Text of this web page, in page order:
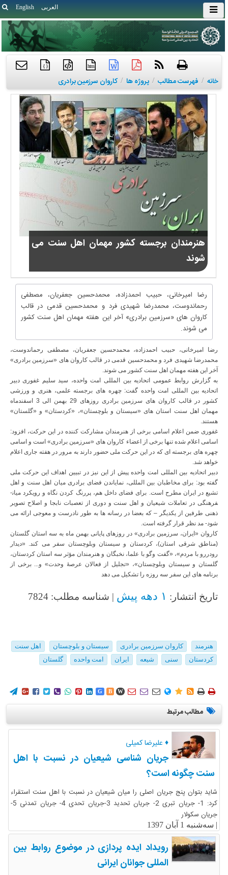
English العربی
htm
{ }
خانه / فهرست مطالب / پروژه ها / کاروان سرزمین برادری
هنرمندان برجسته کشور مهمان اهل سنت می
شوند
رضا امیرخانی، حبیب احمدزاده، محمدحسین جعفریان، مصطفی
رحماندوست، محمدرضا شهیدی فرد و محمدحسین قدمی در قالب
کاروان های «سرزمین برادری» آخر این هفته مهمان اهل سنت کشور
می شوند.
رضا امیرخانی، حبیب احمدزاده، محمدحسین جعفریان، مصطفی رحماندوست،
محمدرضا شهیدی فرد و محمدحسین قدمی در قالب کاروان های «سرزمین برادری»
آخر این هفته مهمان اهل سنت کشور می شوند.
به گزارش روابط عمومی اتحادیه بین المللی امت واحده، سید سلیم غفوری دبیر
اتحادیه بین المللی امت واحده گفت: چهره های برجسته علمی، هنری و ورزشی
کشور در قالب کاروان های سرزمین برادری روزهای 29 بهمن الی 3 اسفندماه
مهمان اهل سنت استان های «سیستان و بلوچستان»، «کردستان» و «گلستان»
هستند.
غفوری ضمن اعلام اسامی برخی از هنرمندان مشارکت کننده در این حرکت، افزود:
اسامی اعلام شده تنها برخی از اعضاء کاروان های «سرزمین برادری» است و اسامی
چهره های برجسته ای که در این حرکت ملی حضور دارند به مرور در هفته جاری اعلام
خواهد شد.
دبیر اتحادیه بین المللی امت واحده پیش از این نیز در تبیین اهداف این حرکت ملی
گفته بود: برای مخاطبان بین المللی، نمایاندن فضای برادری میان اهل سنت و اهل
تشیع در ایران مطرح است. برای فضای داخل هم، پررنگ کردن نگاه و رویکرد میان­
فرهنگی در تعاملات شیعیان و اهل سنت و دوری از تعصبات نابجا و اصلاح تصویر
ذهنی طرفین از یکدیگر – که بعضا در رسانه ها به طور نادرست و معوجی ارائه می
شود- مد نظر قرار گرفته است.
کاروان «ایران، سرزمین برادری» در روزهای پایانی بهمن ماه به سه استان گلستان
(مناطق شرقی استان)، کردستان و سیستان وبلوچستان سفر می کند. «دیدار
رودررو با مردم»، «گفت وگو با علما، نخبگان و هنرمندان مؤثر سه استان کردستان،
گلستان و سیستان وبلوچستان»، «تجلیل از فعالان عرصۀ وحدت» و... برخی از
برنامه های این سفر سه روزه را تشکیل می دهد
تاریخ انتشار: ۱ دهه پیش | شناسه مطلب: 7824
هنرمند کاروان سرزمین برادری سیستان و بلوچستان
اهل سنت
کردستان
سنی شیعه ایران امت واحده گلستان
        G B W        
مطالب مرتبط
♦ علیرضا کمیلی
جریان شناسی شیعیان در نسبت با اهل
سنت چگونه است؟
شاید بتوان پنج جریان اصلی را میان شیعیان در نسبت با اهل سنت استقراء
کرد: 1- جریان تبری 2- جریان تحدید 3-جریان تحدی 4- جریان تمدنی 5-
جریان سکولار
| سه‌شنبه 1 آبان 1397
رویداد ایده پردازی در موضوع روابط بین
المللی جوانان ایرانی